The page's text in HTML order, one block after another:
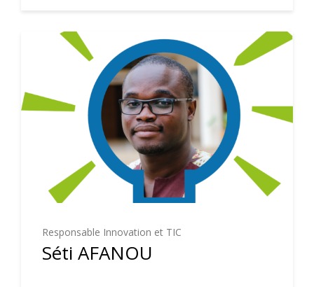
Responsable Innovation et TIC
Séti AFANOU